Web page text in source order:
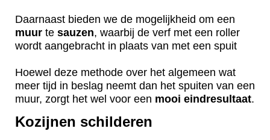
Daarnaast bieden we de mogelijkheid om een
muur te sauzen, waarbij de verf met een roller
wordt aangebracht in plaats van met een spuit
Hoewel deze methode over het algemeen wat
meer tijd in beslag neemt dan het spuiten van een
muur, zorgt het wel voor een mooi eindresultaat.
Kozijnen schilderen